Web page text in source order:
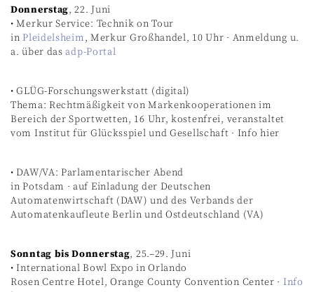
Donnerstag, 22. Juni
• Merkur Service: Technik on Tour
in Pleidelsheim, Merkur Großhandel, 10 Uhr · Anmeldung u.
a. über dasadp-Portal
• GLÜG-Forschungswerkstatt (digital)
Thema: Rechtmäßigkeit von Markenkooperationen im
Bereich der Sportwetten, 16 Uhr, kostenfrei, veranstaltet
vom Institut für Glücksspiel und Gesellschaft · Info hier
• DAW/VA: Parlamentarischer Abend
in Potsdam · auf Einladung der Deutschen
Automatenwirtschaft (DAW) und des Verbands der
Automatenkaufleute Berlin und Ostdeutschland (VA)
Sonntag bis Donnerstag, 25.–29. Juni
• International Bowl Expo in Orlando
Rosen Centre Hotel, Orange County Convention Center · Info